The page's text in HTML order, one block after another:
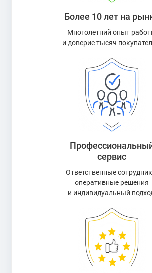
Более 10 лет на
Многолетний опыт
и доверие тысяч
сервис
Ответственные
оперативные решения
и индивидуальный